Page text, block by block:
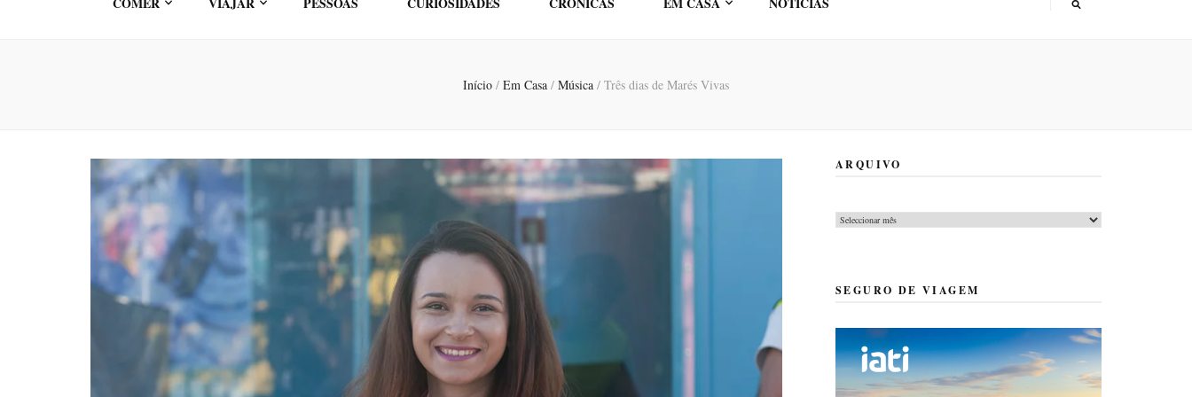
Início / Em Casa / Música / Três dias de Marés Vivas
ARQUIVO
Arquivo
SEGURO DE VIAGEM